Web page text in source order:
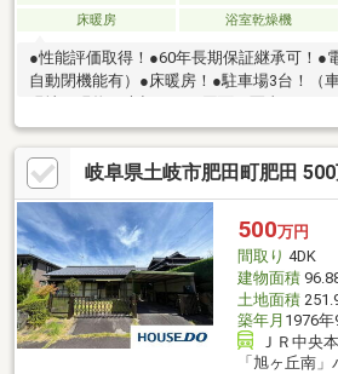
床暖房
浴室乾燥機
●性能評価取得！●60年長期保証継承可！●
自動閉機能有）●床暖房！●駐車場3台！（
ざいます。お客様にはぜひ現地を見ていた
際に足を運んでいただくと、現地の室内や
いただけます。岐阜県土岐市肥田町肥田
500万円
間取り 4DK
建物面積
土地面積
築年月 1976
ＪＲ中央
「旭ヶ丘南